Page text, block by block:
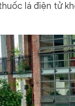
lá điện tử